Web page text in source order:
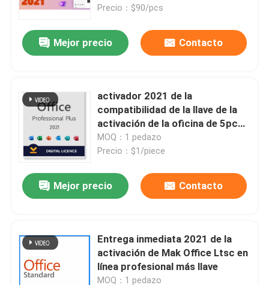
Los vídeos
Sobre nosotros
Contacta con nosotros
Solicitar una cita
Compra de la llave de Office 2024
más profesional de la oficina 2021
Precio：$90/pcs
Mejor precio Contacto
activador 2021 de la
compatibilidad de la llave de la
activación de la oficina de 5pc
32Bit alto
MOQ：1 pedazo
Precio：$1/piece
Mejor precio Contacto
Entrega inmediata 2021 de la
activación de Mak Office Ltsc en
línea profesional más llave
MOQ：1 pedazo